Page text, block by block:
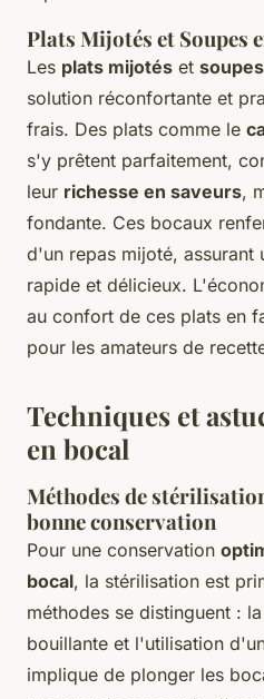
Plats Mijotés et Soupes
Les plats mijotés et
solution réconfortante et
frais. Des plats comme le
s'y prêtent parfaitement,
leur richesse en saveurs,
fondante. Ces bocaux
d'un repas mijoté, assurant
rapide et délicieux.
au confort de ces plats en
pour les amateurs de
Techniques et
en bocal
Méthodes de
bonne conservation
Pour une conservation
bocal, la stérilisation est
méthodes se distinguent :
bouillante et l'utilisation
implique de plonger les